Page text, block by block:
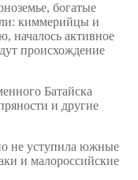
богатые
киммерийцы и
началось активное
происхождение
Батайска
и другие
не уступила южные
и малороссийские